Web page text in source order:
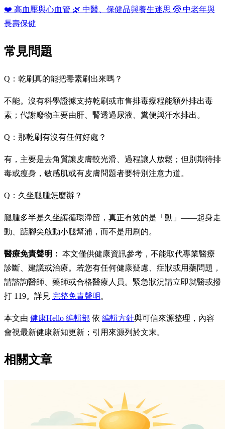
❤️ 高血壓與心血管 🌿 中醫、保健品與養生迷思 🧓 中老年與
長壽保健
常見問題
Q：乾刷真的能把毒素刷出來嗎？
不能。沒有科學證據支持乾刷或市售排毒療程能額外排出毒
素；代謝廢物主要由肝、腎透過尿液、糞便與汗水排出。
Q：那乾刷有沒有任何好處？
有，主要是去角質讓皮膚較光滑、過程讓人放鬆；但別期待排
毒或瘦身，敏感肌或有皮膚問題者要特別注意力道。
Q：久坐腿腫怎麼辦？
腿腫多半是久坐讓循環滯留，真正有效的是「動」——起身走
動、踮腳尖啟動小腿幫浦，而不是用刷的。
醫療免責聲明： 本文僅供健康資訊參考，不能取代專業醫療
診斷、建議或治療。若您有任何健康疑慮、症狀或用藥問題，
請諮詢醫師、藥師或合格醫療人員。緊急狀況請立即就醫或撥
打 119。詳見 完整免責聲明 。
本文由 健康Hello 編輯部 依 編輯方針與可信來源整理，內容
會視最新健康新知更新；引用來源列於文末。
相關文章